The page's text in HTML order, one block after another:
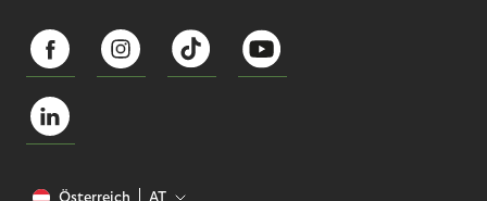
Österreich AT